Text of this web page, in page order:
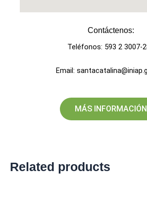
Contáctenos:​
Teléfonos: 593 2 3007-
Email:
MÁS INFORMACIÓN
Related products